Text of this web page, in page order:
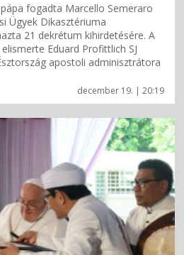
december 19. | 20:19
fogadta Marcello Semeraro
Ügyek Dikasztériuma
21 dekrétum kihirdetésére. A
Eduard Profittlich SJ
apostoli adminisztrátora